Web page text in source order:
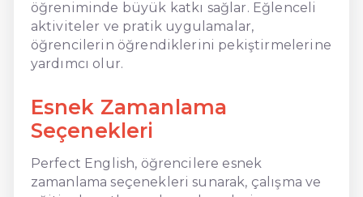
öğreniminde büyük katkı sağlar. Eğlenceli
aktiviteler ve pratik uygulamalar,
öğrencilerin öğrendiklerini pekiştirmelerine
yardımcı olur.
Esnek Zamanlama
Seçenekleri
Perfect English, öğrencilere esnek
zamanlama seçenekleri sunarak, çalışma ve